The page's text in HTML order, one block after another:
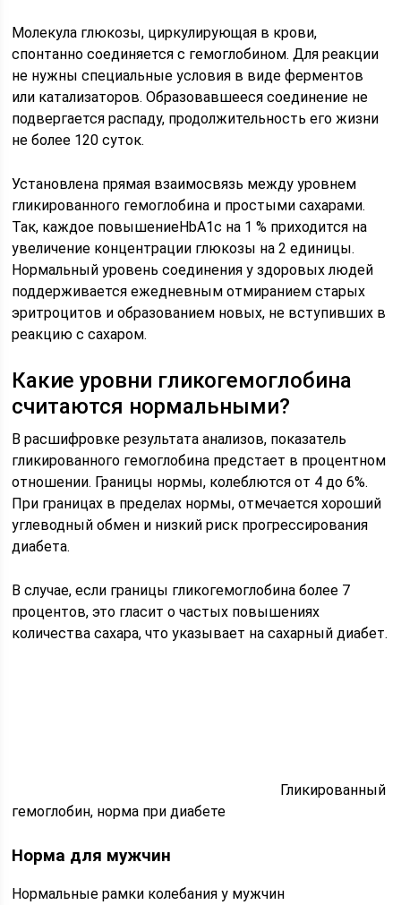
Молекула глюкозы, циркулирующая в крови,
спонтанно соединяется с гемоглобином. Для реакции
не нужны специальные условия в виде ферментов
или катализаторов. Образовавшееся соединение не
подвергается распаду, продолжительность его жизни
не более 120 суток.
Установлена прямая взаимосвязь между уровнем
гликированного гемоглобина и простыми сахарами.
Так, каждое повышениеHbA1c на 1 % приходится на
увеличение концентрации глюкозы на 2 единицы.
Нормальный уровень соединения у здоровых людей
поддерживается ежедневным отмиранием старых
эритроцитов и образованием новых, не вступивших в
реакцию с сахаром.
Какие уровни гликогемоглобина
считаются нормальными?
В расшифровке результата анализов, показатель
гликированного гемоглобина предстает в процентном
отношении. Границы нормы, колеблются от 4 до 6%.
При границах в пределах нормы, отмечается хороший
углеводный обмен и низкий риск прогрессирования
диабета.
В случае, если границы гликогемоглобина более 7
процентов, это гласит о частых повышениях
количества сахара, что указывает на сахарный диабет.
Гликированный
гемоглобин, норма при диабете
Норма для мужчин
Нормальные рамки колебания у мужчин